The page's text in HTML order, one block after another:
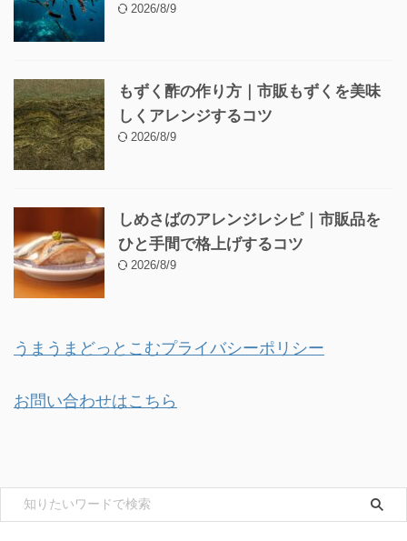
2026/8/9
もずく酢の作り方｜市販もずくを美味
しくアレンジするコツ
2026/8/9
しめさばのアレンジレシピ｜市販品を
ひと手間で格上げするコツ
2026/8/9
うまうまどっとこむプライバシーポリシー
お問い合わせはこちら